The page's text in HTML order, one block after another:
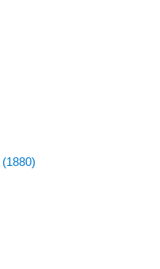
(1880)